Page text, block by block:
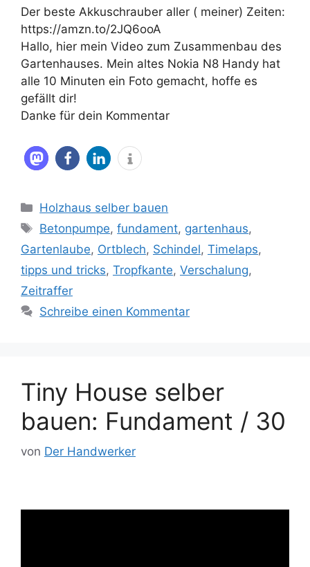
Der beste Akkuschrauber aller ( meiner) Zeiten:
https://amzn.to/2JQ6ooA
Hallo, hier mein Video zum Zusammenbau des
Gartenhauses. Mein altes Nokia N8 Handy hat
alle 10 Minuten ein Foto gemacht, hoffe es
gefällt dir!
Danke für dein Kommentar
Kategorien
Holzhaus selber bauen
Schlagwörter
Betonpumpe,fundament, gartenhaus,
Gartenlaube, Ortblech, Schindel, Timelaps,
tipps und tricks, Tropfkante, Verschalung,
Zeitraffer
Schreibe einen Kommentar
Tiny House selber
bauen: Fundament / 30
von Der Handwerker